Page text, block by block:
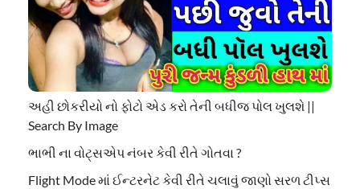
અહી છોકરીયો નો ફોટો એડ કરો તેની બધીજ પોલ ખુલશે ||
Search By Image
ભાભી ના વોટ્સએપ નંબર કેવી રીતે ગોતવા ?
Flight Mode માં ઈન્ટરનેટ કેવી રીતે ચલાવું જાણો સરળ ટીપ્સ